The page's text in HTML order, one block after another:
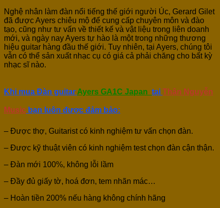
Nghệ nhân làm đàn nổi tiếng thế giới người Úc, Gerard Gilet
đã được Ayers chiêu mộ để cung cấp chuyên môn và đào
tạo, cũng như tư vấn về thiết kế và vật liệu trong liên doanh
mới, và ngày nay Ayers tự hào là một trong những thương
hiệu guitar hàng đầu thế giới. Tuy nhiên, tại Ayers, chúng tôi
vẫn có thể sản xuất nhạc cụ có giá cả phải chăng cho bất kỳ
nhạc sĩ nào.
Khi mua Đàn guitar Ayers GA1C Japan tại Thân Nguyễn
Music bạn luôn được đảm bảo:
– Được thợ, Guitarist có kinh nghiệm tư vấn chọn đàn.
– Được kỹ thuật viên có kinh nghiệm test chọn đàn cận thận.
– Đàn mới 100%, không lỗi lầm
– Đầy đủ giấy tờ, hoá đơn, tem nhãn mác…
– Hoàn tiền 200% nếu hàng không chính hãng